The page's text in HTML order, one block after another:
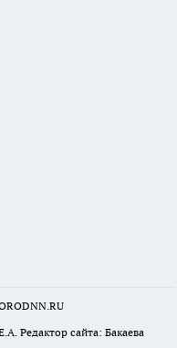
Редактор сайта: Бакаева